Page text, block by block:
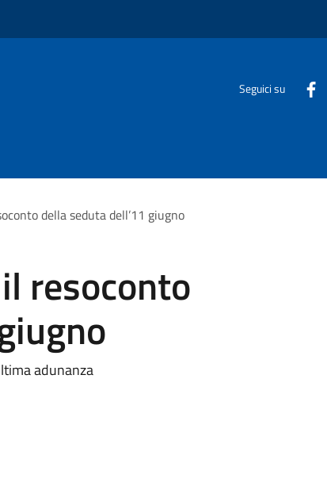
Seguici su
della seduta dell’11 giugno
resoconto
adunanza